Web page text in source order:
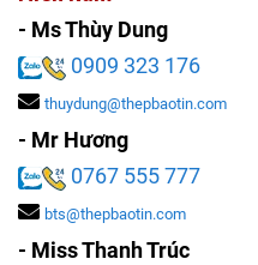
- Ms Thùy Dung
0909 323 176
thuydung@thepbaotin.com
- Mr Hương
0767 555 777
bts@thepbaotin.com
- Miss Thanh Trúc